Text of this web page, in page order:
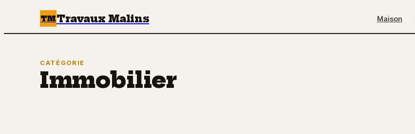
TMTravaux Malins Maison
CATÉGORIE
Immobilier